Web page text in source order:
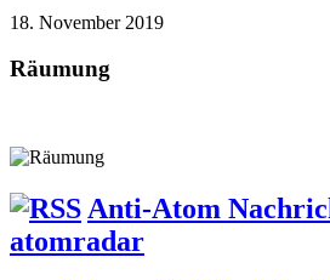
18. November 2019
Räumung
Anti-Atom
atomradar